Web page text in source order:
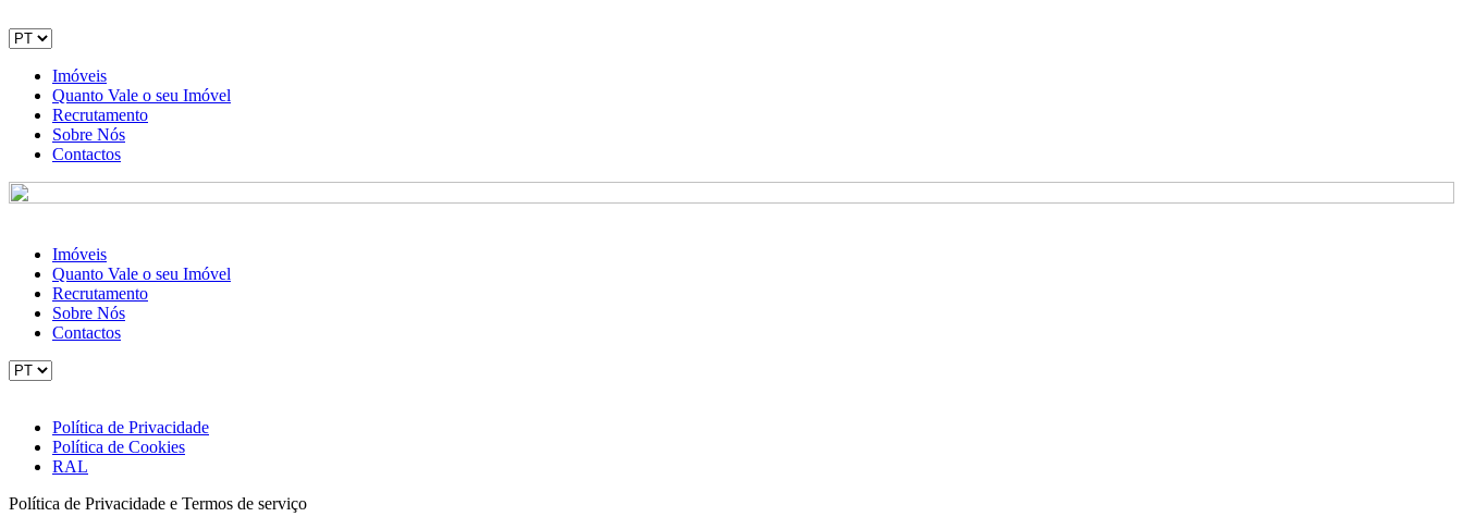
Imóveis
Quanto Vale o seu Imóvel
Recrutamento
Sobre Nós
Contactos
Imóveis
Quanto Vale o seu Imóvel
Recrutamento
Sobre Nós
Contactos
Política de Privacidade
Política de Cookies
RAL
Política de Privacidade e Termos de serviço